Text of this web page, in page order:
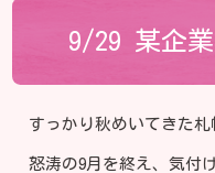
9/29 某企業
すっかり秋めいてきた札
怒涛の9月を終え、気付